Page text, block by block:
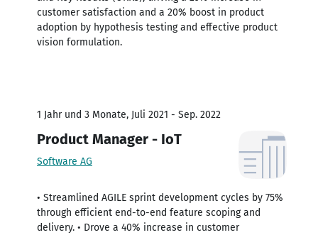
customer satisfaction and a 20% boost in product
adoption by hypothesis testing and effective product
vision formulation.
1 Jahr und 3 Monate, Juli 2021 - Sep. 2022
Product Manager - IoT
Software AG
• Streamlined AGILE sprint development cycles by 75%
through efficient end-to-end feature scoping and
delivery. • Drove a 40% increase in customer